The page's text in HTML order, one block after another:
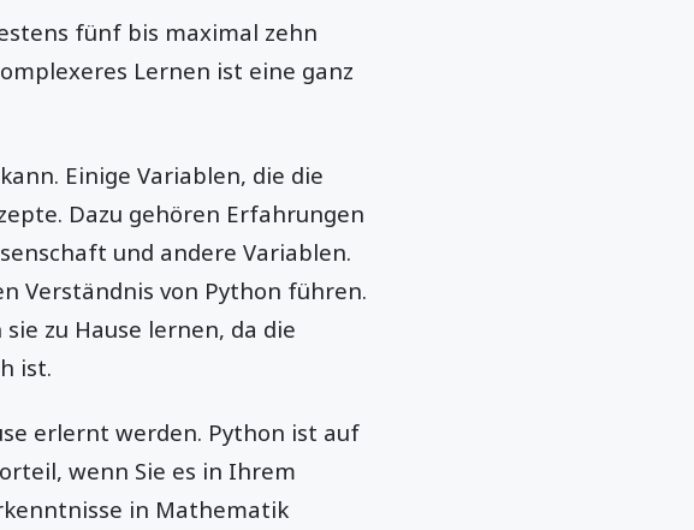
fünf bis maximal zehn
Lernen ist eine ganz
Einige Variablen, die die
Dazu gehören Erfahrungen
und andere Variablen.
Verständnis von Python führen.
zu Hause lernen, da die
ist.
erlernt werden. Python ist auf
wenn Sie es in Ihrem
in Mathematik